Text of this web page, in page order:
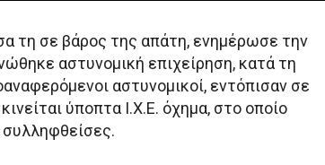
τη σε βάρος της απάτη, ενημέρωσε την
αστυνομική επιχείρηση, κατά τη
αστυνομικοί, εντόπισαν σε
ύποπτα Ι.Χ.Ε. όχημα, στο οποίο
συλληφθείσες.